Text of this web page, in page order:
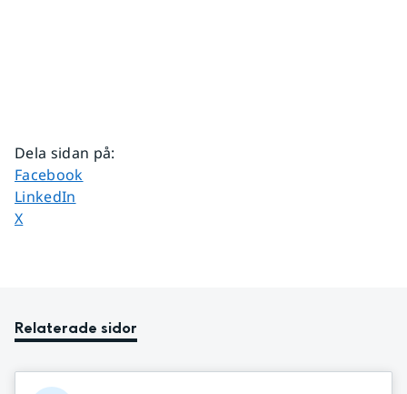
Dela sidan på:
Dela sidan på
Facebook
Dela sidan på
LinkedIn
Dela sidan på
X
Relaterade sidor